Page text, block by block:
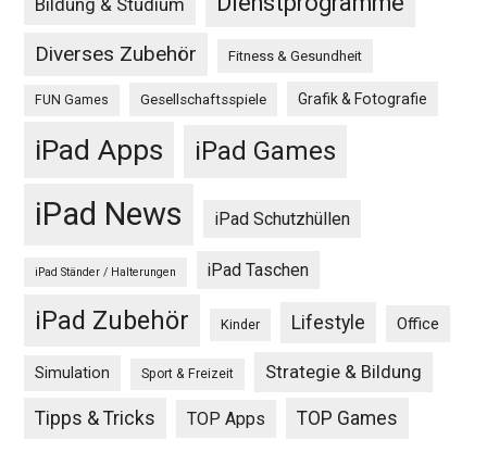
Bildung & Studium
Diverses Zubehör Fitness & Gesundheit
FUN Games Gesellschaftsspiele Grafik & Fotografie
iPad Apps iPad Games
iPad News iPad Schutzhüllen
iPad Ständer / Halterungen iPad Taschen
iPad Zubehör Kinder Lifestyle Office
Simulation Sport & Freizeit Strategie & Bildung
Tipps & Tricks TOP Apps TOP Games